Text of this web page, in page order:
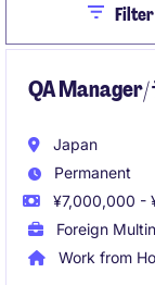
CloseFilter
QA
Japan
Permanent
¥7,000,000 -
Foreign
Work from